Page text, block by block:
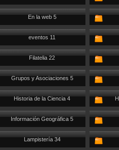
En la web 5
eventos 11
Filatelia 22
Grupos y Asociaciones 5
Historia de la Ciencia 4
Información Geográfica 5
Lampistería 34